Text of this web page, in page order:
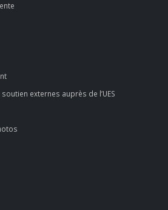
externes auprès de l’UES